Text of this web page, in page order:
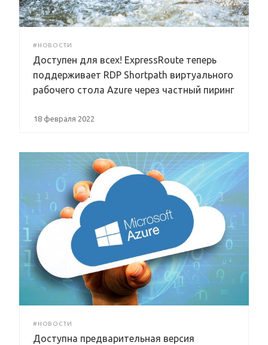
#НОВОСТИ
Доступен для всех! ExpressRoute теперь
поддерживает RDP Shortpath виртуального
рабочего стола Azure через частный пиринг
18 февраля 2022
#НОВОСТИ
Доступна предварительная версия